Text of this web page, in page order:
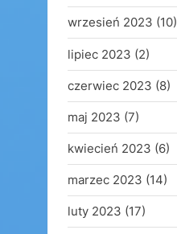
wrzesień 2023 (10)
lipiec 2023 (2)
czerwiec 2023 (8)
maj 2023 (7)
kwiecień 2023 (6)
marzec 2023 (14)
luty 2023 (17)